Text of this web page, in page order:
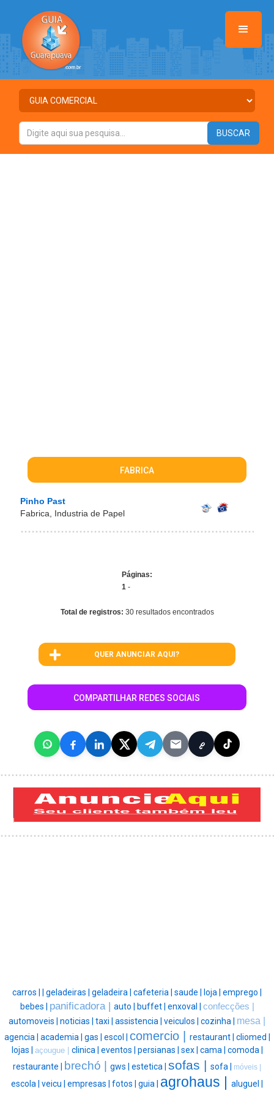
FABRICA
Pinho Past
Fabrica, Industria de Papel
Páginas:
1 -
Total de registros: 30 resultados encontrados
QUER ANUNCIAR AQUI?
COMPARTILHAR REDES SOCIAIS
carros | geladeiras | geladeira | cafeteria | saude | loja | emprego |
bebes | panificadora | auto | buffet | enxoval | confecções |
automoveis | noticias | taxi | assistencia | veiculos | cozinha | mesa |
agencia | academia | gas | escol | comercio | restaurant | cliomed |
lojas | açougue | clinica | eventos | persianas | sex | cama | comoda |
restaurante |
brechó | gws | estetica | sofas | sofa | móveis |
escola | veicu | empresas | fotos | guia | agrohaus | aluguel |